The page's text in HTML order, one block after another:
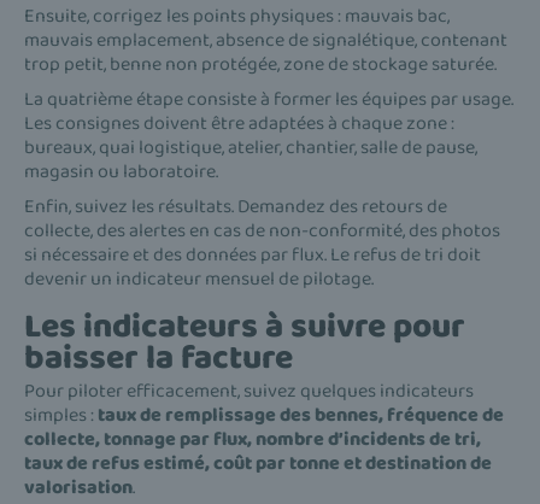
Ensuite, corrigez les points physiques : mauvais bac,
mauvais emplacement, absence de signalétique, contenant
trop petit, benne non protégée, zone de stockage saturée.
La quatrième étape consiste à former les équipes par usage.
Les consignes doivent être adaptées à chaque zone :
bureaux, quai logistique, atelier, chantier, salle de pause,
magasin ou laboratoire.
Enfin, suivez les résultats. Demandez des retours de
collecte, des alertes en cas de non-conformité, des photos
si nécessaire et des données par flux. Le refus de tri doit
devenir un indicateur mensuel de pilotage.
Les indicateurs à suivre pour
baisser la facture
Pour piloter efficacement, suivez quelques indicateurs
simples : taux de remplissage des bennes, fréquence de
collecte, tonnage par flux, nombre d’incidents de tri,
taux de refus estimé, coût par tonne et destination de
valorisation.